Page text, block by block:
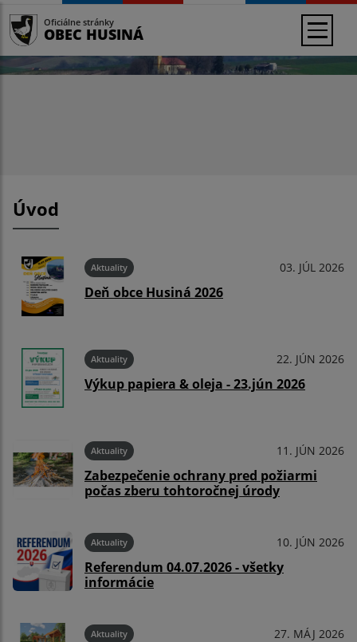
Oficiálne stránky
OBEC HUSINÁ
Úvod
Aktuality 03. JÚL 2026
Deň obce Husiná 2026
Aktuality 22. JÚN 2026
Výkup papiera & oleja - 23.jún 2026
Aktuality 11. JÚN 2026
Zabezpečenie ochrany pred požiarmi
počas zberu tohtoročnej úrody
Aktuality 10. JÚN 2026
Referendum 04.07.2026 - všetky
informácie
Aktuality 27. MÁJ 2026